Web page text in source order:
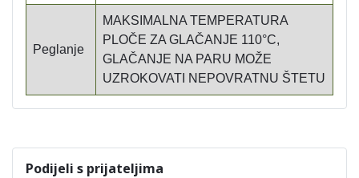
Peglanje
MAKSIMALNA TEMPERATURA
PLOČE ZA GLAČANJE 110°C,
GLAČANJE NA PARU MOŽE
UZROKOVATI NEPOVRATNU ŠTETU
Podijeli s prijateljima